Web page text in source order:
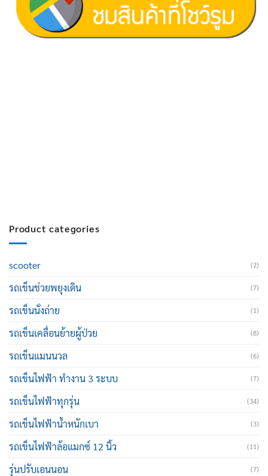
Product categories
scooter (2)
รถเข็นช่วยพยุงเดิน (7)
รถเข็นนั่งถ่าย (1)
รถเข็นเคลื่อนย้ายผู้ป่วย (8)
รถเข็นแมนนวล (6)
รถเข็นไฟฟ้า ทำงาน 3 ระบบ (7)
รถเข็นไฟฟ้าทุกรุ่น (34)
รถเข็นไฟฟ้าน้ำหนักเบา (3)
รถเข็นไฟฟ้าล้อแมกซ์ 12 นิ้ว (11)
รุ่นปรับเอนนอน (7)